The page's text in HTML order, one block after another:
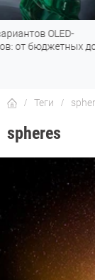
Топ-8 недорогих
Fi 7: все «плюшки»
Теги
spheres